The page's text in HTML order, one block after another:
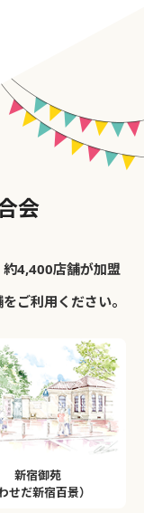
会
4,400店舗が加盟
ご利用ください。
新宿御苑
わせだ新宿百景）